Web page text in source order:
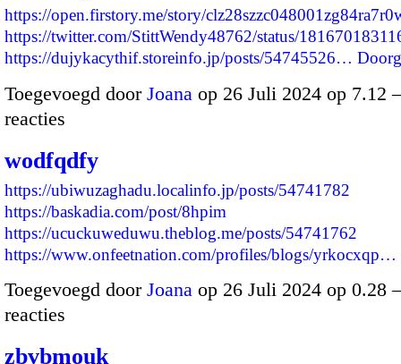
https://open.firstory.me/story/
https://twitter.com/StittWendy48762/status/
https://dujykacythif.storeinfo.jp/posts/54745526…
Toegevoegd door Joana op 26 Juli 2024 op 7.12
reacties
wodfqdfy
https://ubiwuzaghadu.localinfo.jp/posts/54741782
https://baskadia.com/post/8hpim
https://ucuckuweduwu.theblog.me/posts/54741762
https://www.onfeetnation.com/profiles/blogs/yrkocxqp…
Toegevoegd door Joana op 26 Juli 2024 op 0.28
reacties
zbvbmouk